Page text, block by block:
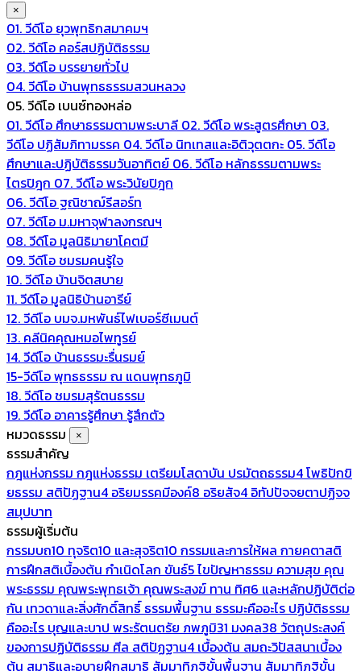
×
01. วีดีโอ ยุวพุทธิกสมาคมฯ
02. วีดีโอ คอร์สปฏิบัติธรรม
03. วีดีโอ บรรยายทั่วไป
04. วีดีโอ บ้านพุทธธรรมสวนหลวง
05. วีดีโอ เบนซ์ทองหล่อ
01. วีดีโอ ศึกษาธรรมตามพระบาลี 02. วีดีโอ พระสูตรศึกษา 03.
วีดีโอ ปฏิสัมภิทามรรค 04. วีดีโอ นิทเทสและอิติวุตตกะ 05. วีดีโอ
ศึกษาและปฏิบัติธรรมวันอาทิตย์ 06. วีดีโอ หลักธรรมตามพระ
ไตรปิฎก 07. วีดีโอ พระวินัยปิฎก
06. วีดีโอ ฐณิชาฌ์รีสอร์ท
07. วีดีโอ ม.มหาจุฬาลงกรณฯ
08. วีดีโอ มูลนิธิมายาโคตมี
09. วีดีโอ ชมรมคนรู้ใจ
10. วีดีโอ บ้านจิตสบาย
11. วีดีโอ มูลนิธิบ้านอารีย์
12. วีดีโอ บมจ.มหพันธ์ไฟเบอร์ซีเมนต์
13. คลีนิคคุณหมอไพทูรย์
14. วีดีโอ บ้านธรรมะรื่นรมย์
15-วีดีโอ พุทธธรรม ณ แดนพุทธภูมิ
18. วีดีโอ ชมรมสุรัตนธรรม
19. วีดีโอ อาคารรู้ศึกษา รู้สึกตัว
หมวดธรรม
×
ธรรมสำคัญ
กฎแห่งกรรม กฎแห่งธรรม เตรียมโสดาบัน ปรมัตถธรรม4โพธิปักขิ
ยธรรม สติปัฏฐาน4 อริยมรรคมีองค์8 อริยสัจ4 อิทัปปัจจยตาปฏิจจ
สมุปบาท
ธรรมผู้เริ่มต้น
กรรมบถ10 ทุจริต10 และสุจริต10 กรรมและการให้ผล กายคตาสติ
การฝึกสติเบื้องต้น กำเนิดโลก ขันธ์5ไขปัญหาธรรม ความสุข คุณ
พระธรรม คุณพระพุทธเจ้า คุณพระสงฆ์ ทาน ทิศ6 และหลักปฏิบัติต่อ
กัน เทวดาและสิ่งศักดิ์สิทธิ์ธรรมพื้นฐาน ธรรมะคืออะไร ปฏิบัติธรรม
คืออะไร บุญและบาป พระรัตนตรัย ภพภูมิ31 มงคล38 วัตถุประสงค์
ของการปฏิบัติธรรม ศีล สติปัฏฐาน4 เบื้องต้น สมถะวิปัสสนาเบื้อง
ต้น สมาธิและอุบายฝึกสมาธิ สัมมาทิฏฐิขั้นพื้นฐาน สัมมาทิฏฐิขั้น